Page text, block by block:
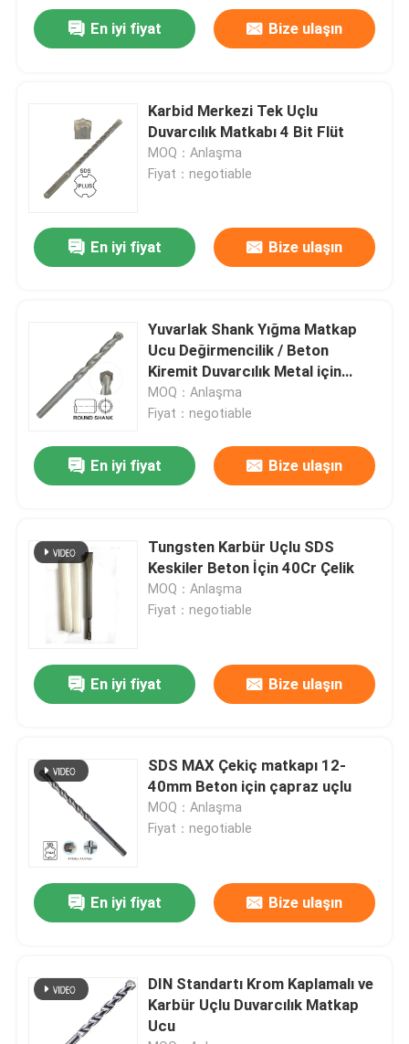
En iyi fiyat Bize ulaşın
Karbid Merkezi Tek Uçlu
Duvarcılık Matkabı 4 Bit Flüt
MOQ：Anlaşma
Fiyat：negotiable
En iyi fiyat Bize ulaşın
Yuvarlak Shank Yığma Matkap
Ucu Değirmencilik / Beton
Kiremit Duvarcılık Metal için
Haddelenmiş
MOQ：Anlaşma
Fiyat：negotiable
En iyi fiyat Bize ulaşın
Tungsten Karbür Uçlu SDS
Keskiler Beton İçin 40Cr Çelik
MOQ：Anlaşma
Fiyat：negotiable
En iyi fiyat Bize ulaşın
SDS MAX Çekiç matkapı 12-
40mm Beton için çapraz uçlu
MOQ：Anlaşma
Fiyat：negotiable
En iyi fiyat Bize ulaşın
DIN Standartı Krom Kaplamalı ve
Karbür Uçlu Duvarcılık Matkap
Ucu